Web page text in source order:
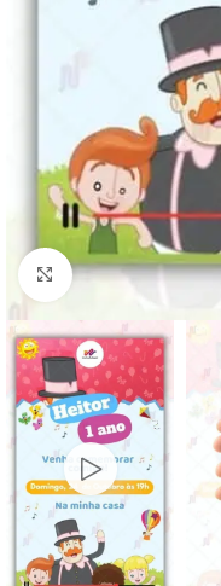
Clique para ampliar